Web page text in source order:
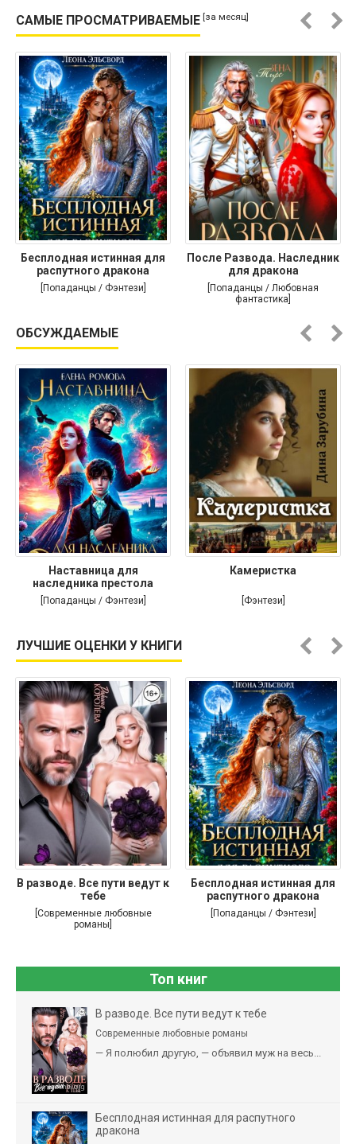
САМЫЕ ПРОСМАТРИВАЕМЫЕ [за месяц]
Бесплодная истинная для
распутного дракона
[Попаданцы / Фэнтези]
После Развода. Наследник
для дракона
[Попаданцы / Любовная
фантастика]
ОБСУЖДАЕМЫЕ
Наставница для
наследника престола
[Попаданцы / Фэнтези]
Камеристка
[Фэнтези]
ЛУЧШИЕ ОЦЕНКИ У КНИГИ
В разводе. Все пути ведут к
тебе
[Современные любовные
романы]
Бесплодная истинная для
распутного дракона
[Попаданцы / Фэнтези]
Топ книг
В разводе. Все пути ведут к тебе
Современные любовные романы
— Я полюбил другую, — объявил муж на весь...
Бесплодная истинная для распутного
дракона